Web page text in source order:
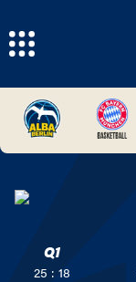
Q1
25 : 18